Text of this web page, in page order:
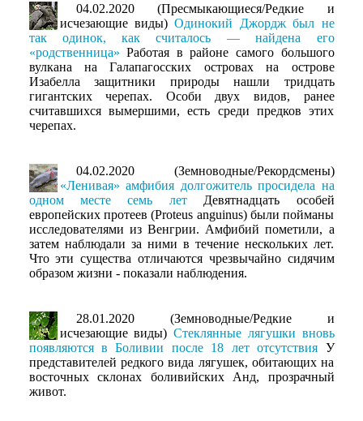
04.02.2020 (Пресмыкающиеся/Редкие и
исчезающие виды)Одинокий Джордж был не
так одинок, как считалось — найдена его
«родственница» Работая в районе самого большого
вулкана на Галапагосских островах на острове
Изабелла защитники природы нашли тридцать
гигантских черепах. Особи двух видов, ранее
считавшихся вымершими, есть среди предков этих
черепах.
04.02.2020 (Земноводные/Рекордсмены)
«Ленивая» амфибия долгожитель просидела на
одном месте семь летДевятнадцать особей
европейских протеев (Proteus anguinus) были пойманы
исследователями из Венгрии. Амфибий пометили, а
затем наблюдали за ними в течение нескольких лет.
Что эти существа отличаются чрезвычайно сидячим
образом жизни - показали наблюдения.
28.01.2020 (Земноводные/Редкие и
исчезающие виды) Стеклянные лягушки вновь
появляются в Боливии после 18 лет отсутствия У
представителей редкого вида лягушек, обитающих на
восточных склонах боливийских Анд, прозрачный
живот.